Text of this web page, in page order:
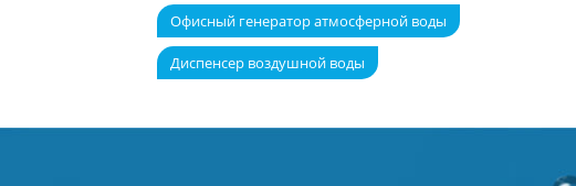
Офисный генератор атмосферной воды
Диспенсер воздушной воды